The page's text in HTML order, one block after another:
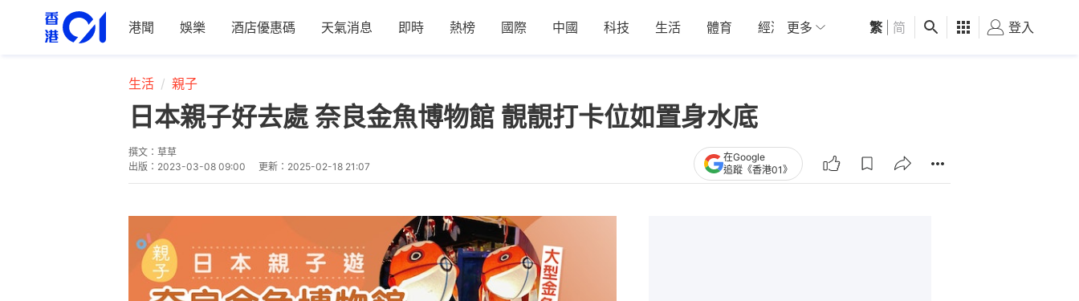
港聞 娛樂 酒店優惠碼 天氣消息 即時 熱榜 國際 中國 科技 生活 體育 經濟 01深圳 觀點 健康 好食玩飛
更多 繁 简 登入
生活 親子
日本親子好去處 奈良金魚博物館 靚靚打卡位如置身水底
撰文： 草草
出版： 2023-03-08 09:00 更新： 2025-02-18 21:07
在Google
追蹤《香港01》